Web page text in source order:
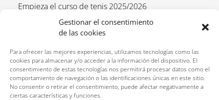
Gestionar el consentimiento
de las cookies
Para ofrecer las mejores experiencias, utilizamos tecnologías como las
cookies para almacenar y/o acceder a la información del dispositivo. El
consentimiento de estas tecnologías nos permitirá procesar datos como el
comportamiento de navegación o las identificaciones únicas en este sitio.
No consentir o retirar el consentimiento, puede afectar negativamente a
ciertas características y funciones.
Empieza el curso de tenis 2025/2026
Entrenamiento funcional para niños 2025-2026